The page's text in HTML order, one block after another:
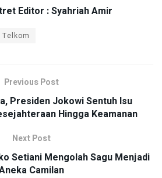
Editor : Syahriah Amir
Telkom
Previous Post
Presiden Jokowi Sentuh Isu
Hingga Keamanan
Next Post
Setiani Mengolah Sagu Menjadi
Camilan